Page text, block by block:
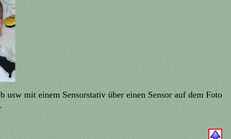
mit einem Sensorstativ über einen Sensor auf dem Foto